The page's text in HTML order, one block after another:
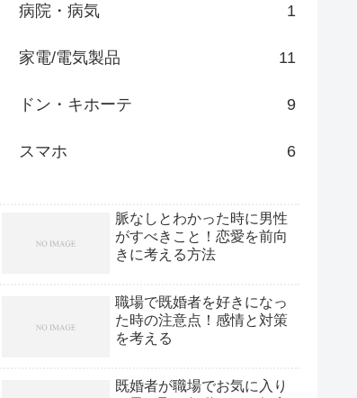
病院・病気 1
家電/電気製品 11
ドン・キホーテ 9
スマホ 6
脈なしとわかった時に男性
がすべきこと！恋愛を前向
きに考える方法
職場で既婚者を好きになっ
た時の注意点！感情と対策
を考える
既婚者が職場でお気に入り